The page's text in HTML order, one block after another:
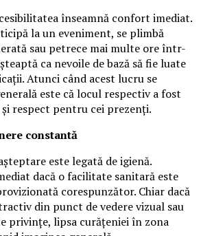
înseamnă confort imediat.
la un eveniment, se plimbă
sau petrece mai multe ore într-
ca nevoile de bază să fie luate
Atunci când acest lucru se
este că locul respectiv a fost
respect pentru cei prezenți.
constantă
este legată de igienă.
dacă o facilitate sanitară este
corespunzător. Chiar dacă
din punct de vedere vizual sau
privințe, lipsa curățeniei în zona